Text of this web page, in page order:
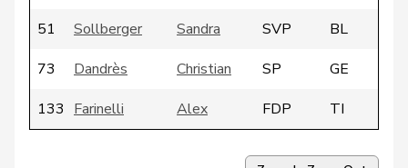
51
Sollberger Sandra SVP
BL
73
Dandrès Christian SP
GE
133 Farinelli Alex FDP
TI